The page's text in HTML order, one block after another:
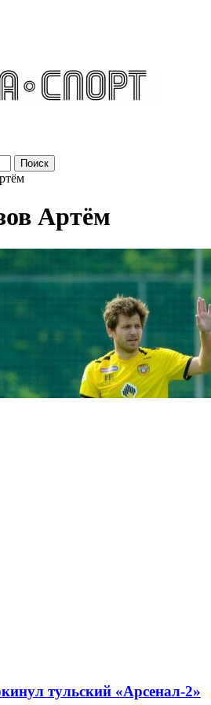
Артём
тульский «Арсенал-2»